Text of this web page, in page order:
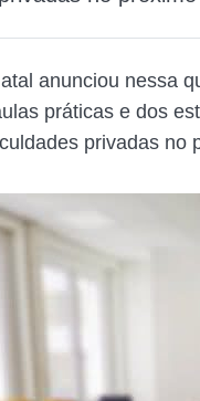
anunciou nessa
práticas e dos
privadas no